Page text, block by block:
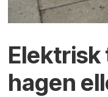
hagen